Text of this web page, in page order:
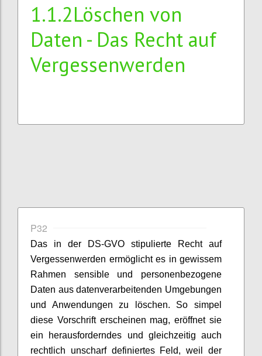
1.1.2Löschen von
Daten - Das Recht auf
Vergessenwerden
P32
Das in der DS-GVO stipulierte Recht auf
Vergessenwerden ermöglicht es in gewissem
Rahmen sensible und personenbezogene
Daten aus datenverarbeitenden Umgebungen
und Anwendungen zu löschen. So simpel
diese Vorschrift erscheinen mag, eröffnet sie
ein herausforderndes und gleichzeitig auch
rechtlich unscharf definiertes Feld, weil der